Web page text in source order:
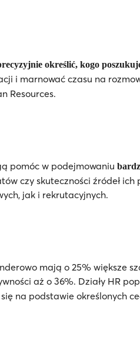
określić, kogo
i marnować czasu na
Resources.
pomóc w podejmowaniu
czy skuteczności źródeł
jak i rekrutacyjnych.
mają o 25% większe
aż o 36%. Działy HR
na podstawie określonych